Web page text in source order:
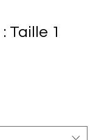
Taille 1